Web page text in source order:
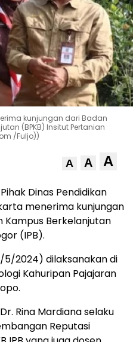
kunjungan dari Badan
(BPKB) Insitut Pertanian
/Fuljo))
A A A
Dinas Pendidikan
menerima kunjungan
Kampus Berkelanjutan
(IPB).
5/2024) dilaksanakan di
Kahuripan Pajajaran
Rina Mardiana selaku
Reputasi